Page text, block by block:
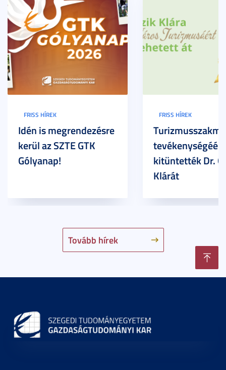
Tovább hírek
FRISS HÍREK
Idén is megrendezésre
kerül az SZTE GTK
Gólyanap!
FRISS HÍREK
tevékenységéért
kitüntették Dr.
Klárát